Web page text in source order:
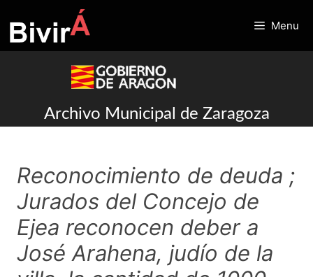
to
content
Menu
Archivo Municipal de Zaragoza
Reconocimiento de deuda ;
Jurados del Concejo de
Ejea reconocen deber a
José Arahena, judío de la